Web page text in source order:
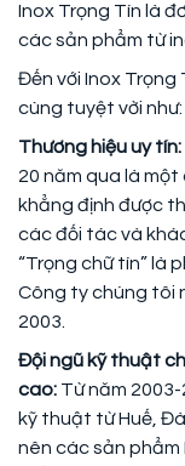
Inox Trọng Tín là
các sản phẩm từ
Đến với Inox Trọng
cùng tuyệt vời như:
Thương hiệu uy tín:
20 năm qua là
khẳng định được
các đối tác và
“Trọng chữ tín” là
Công ty chúng tôi
2003.
Đội ngũ kỹ thuật
cao: Từ năm
kỹ thuật từ Huế,
nên các sản